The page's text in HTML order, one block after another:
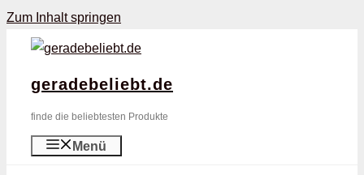
Zum Inhalt springen
geradebeliebt.de
finde die beliebtesten Produkte
Menü